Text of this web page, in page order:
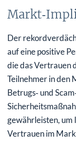
Der
auf eine positive
die das Vertrauen
Teilnehmer in den
Betrugs‑ und
gewährleisten, um
Vertrauen im